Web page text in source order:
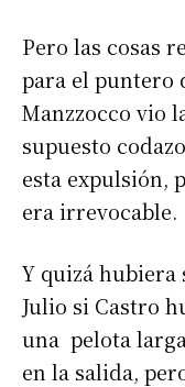
Pero las cosas
para el puntero
Manzzocco vio
supuesto
esta expulsión,
era irrevocable.
Y quizá hubiera
Julio si Castro
una pelota
en la salida,